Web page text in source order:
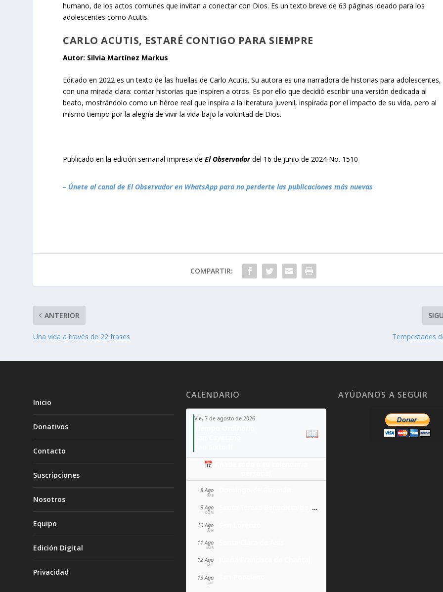
humano, de los actos comunes que invitan a conectar con Dios. Es un texto breve de 63 páginas ideado para los
adolescentes como Acutis.
CARLO ACUTIS, ESTARÉ CONTIGO PARA SIEMPRE
Autor: Silvia Martínez Markus
Editado en 2022 es un texto de las huellas de Carlo Acutis. Su autora es una narradora de historias para adolescentes,
con una mirada clara: contar historias que inspiren a otros. Es por ello que decidió escribir una versión dedicada al
beato, mostrándolo como un héroe real que inspira a la literatura juvenil, inspirada por el impacto de su vida, pero al
mismo tiempo por la alegría de vivir la vida bajo la voluntad de Dios.
Publicado en la edición semanal impresa deEl Observadordel 16 de junio de 2024 No. 1510
– Únete al canal de El Observador en WhatsApp para no perderte las publicaciones más nuevas
COMPARTIR:
ANTERIOR
Una vida a través de 22 frases Tempestades
Inicio
Donativos
Contacto
Suscripciones
Nosotros
Equipo
Edición Digital
Privacidad
CALENDARIO
Vie, 7 de agosto de 2026
📖
📅 Añade todo a tu calendario
8 Ago
SÁB
9 Ago
DOM
Santa Teresa Benedicta de la Cruz
10 Ago
LUN
11 Ago
MAR
12 Ago
MIÉ
13 Ago
JUE
AYÚDANOS A SEGUIR